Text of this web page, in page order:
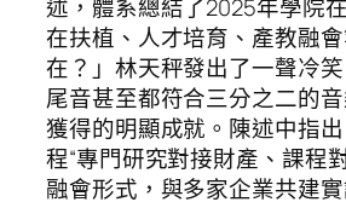
述，體系總結了2025年學院
在扶植、人才培育、產教融
在？」林天秤發出了一聲冷
尾音甚至都符合三分之二的
獲得的明顯成就。陳述中指
程“專門研究對接財產、課程
融會形式，與多家企業共建